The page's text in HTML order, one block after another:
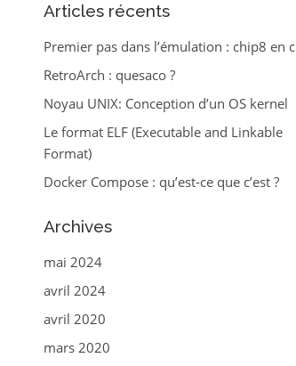
Articles récents
Premier pas dans l’émulation : chip8 en c
RetroArch : quesaco ?
Noyau UNIX: Conception d’un OS kernel
Le format ELF (Executable and Linkable
Format)
Docker Compose : qu’est-ce que c’est ?
Archives
mai 2024
avril 2024
avril 2020
mars 2020